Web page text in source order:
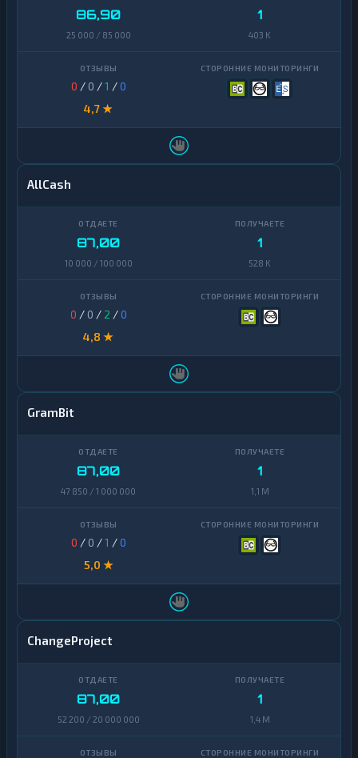
86,90
25 000 / 85 000
1
403 K
0 / 0 /1 /0
4,7 ★
AllCash
87,00
10 000 / 100 000
1
528 K
0 / 0 / 2 /0
4,8 ★
GramBit
87,00
47 850 / 1 000 000
1
1,1 M
0 / 0 /1 /0
5,0 ★
ChangeProject
87,00
52 200 / 20 000 000
1
1,4 M